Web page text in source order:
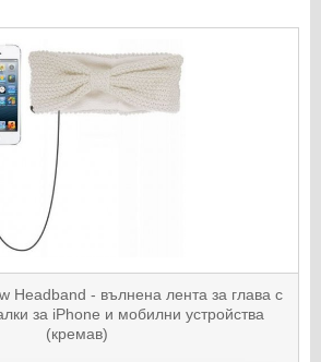
Headband - вълнена лента за глава с
за iPhone и мобилни устройства
(кремав)